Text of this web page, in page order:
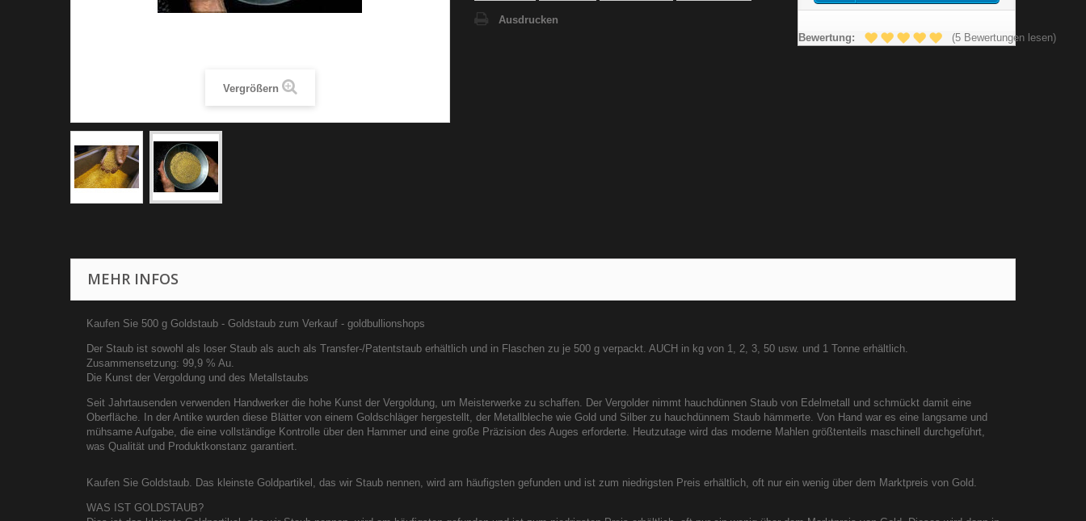
Vergrößern
Ausdrucken
Bewertung: (5 Bewertungen lesen)
MEHR INFOS
Kaufen Sie 500 g Goldstaub - Goldstaub zum Verkauf - goldbullionshops
Der Staub ist sowohl als loser Staub als auch als Transfer-/Patentstaub erhältlich und in Flaschen zu je 500 g verpackt. AUCH in kg von 1, 2, 3, 50 usw. und 1 Tonne erhältlich.
Zusammensetzung: 99,9 % Au.
Die Kunst der Vergoldung und des Metallstaubs
Seit Jahrtausenden verwenden Handwerker die hohe Kunst der Vergoldung, um Meisterwerke zu schaffen. Der Vergolder nimmt hauchdünnen Staub von Edelmetall und schmückt damit eine
Oberfläche. In der Antike wurden diese Blätter von einem Goldschläger hergestellt, der Metallbleche wie Gold und Silber zu hauchdünnem Staub hämmerte. Von Hand war es eine langsame und
mühsame Aufgabe, die eine vollständige Kontrolle über den Hammer und eine große Präzision des Auges erforderte. Heutzutage wird das moderne Mahlen größtenteils maschinell durchgeführt,
was Qualität und Produktkonstanz garantiert.
Kaufen Sie Goldstaub. Das kleinste Goldpartikel, das wir Staub nennen, wird am häufigsten gefunden und ist zum niedrigsten Preis erhältlich, oft nur ein wenig über dem Marktpreis von Gold.
WAS IST GOLDSTAUB?